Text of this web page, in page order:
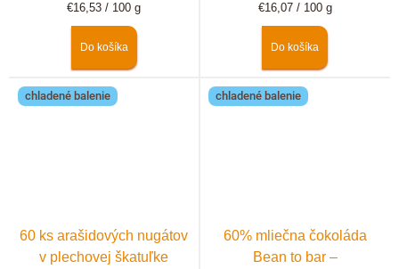
Jednotková
€16,53 / 100 g
Do košíka
Jednotková
€16,07 / 100 g
Do košíka
chladené balenie
60 ks arašidových nugátov
v plechovej škatuľke
chladené balenie
60% mliečna čokoláda
Bean to bar –